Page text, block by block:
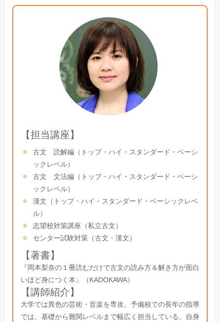
【担当講座】
古文 読解編（トップ・ハイ・スタンダード・ベーシ
ックレベル）
古文 文法編（トップ・ハイ・スタンダード・ベーシ
ックレベル）
漢文（トップ・ハイ・スタンダード・ベーシックレベ
ル）
志望校対策講座（私立古文）
センター試験対策（古文・漢文）
【著書】
『岡本梨奈の１冊読むだけで古文の読み方＆解き方が面白
いほど身につく本』（KADOKAWA）
【講師紹介】
大学では異色の芸術・音楽を専攻。予備校での長年の指導
では、基礎から難関レベルまで幅広く担当している。自身